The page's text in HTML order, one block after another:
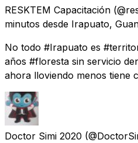
RESKTEM Capacitación
minutos desde Irapuato,
No todo #Irapuato es
años #floresta sin servicio
ahora lloviendo menos tiene
Doctor Simi 2020